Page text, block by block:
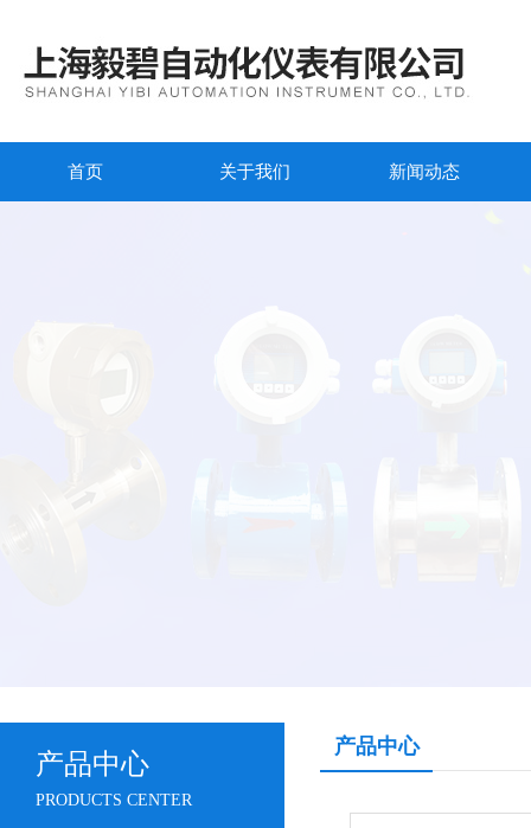
首页 关于我们 新闻动态
产品中心
PRODUCTS CENTER
产品中心